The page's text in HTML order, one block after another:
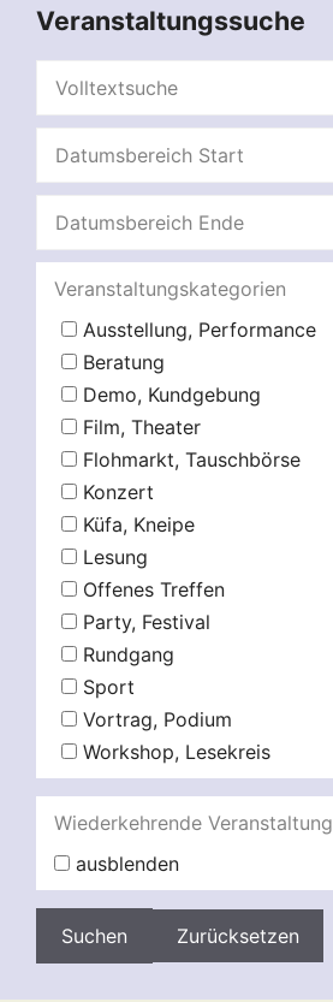
Veranstaltungssuche
Veranstaltungskategorien
Ausstellung, Performance
Beratung
Demo, Kundgebung
Film, Theater
Flohmarkt, Tauschbörse
Konzert
Küfa, Kneipe
Lesung
Offenes Treffen
Party, Festival
Rundgang
Sport
Vortrag, Podium
Workshop, Lesekreis
Wiederkehrende
ausblenden
Zurücksetzen